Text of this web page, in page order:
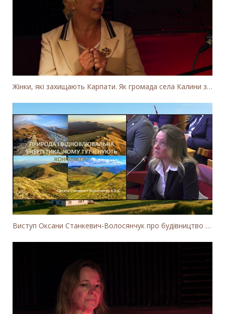
Жінки, які захищають Карпати. Як громада села Калини захищає річку Тересву від забудови МГЕС
Виступ Оксани Станкевич-Волосянчук про будівництво вітропарків у Закарпатській області